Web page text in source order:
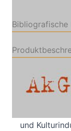
Bibliografische
Heinz
gefächertes
und